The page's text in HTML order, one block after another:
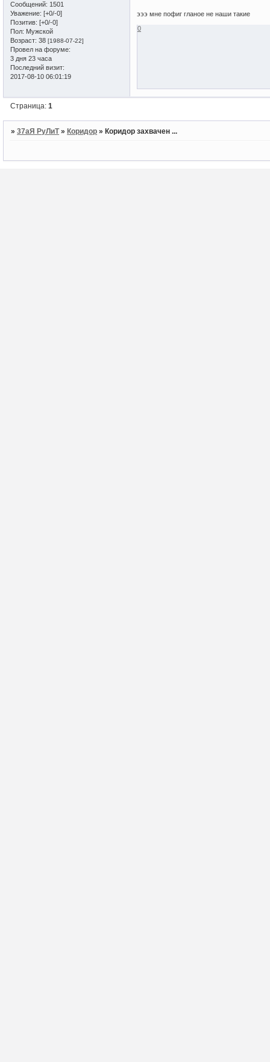
Сообщений: 1501
Уважение: [+0/-0]
Позитив: [+0/-0]
Пол: Мужской
Возраст: 38 [1988-07-22]
Провел на форуме:
3 дня 23 часа
Последний визит:
2017-08-10 06:01:19
эээ мне пофиг гланое не наши такие
0
Страница:1
»37аЯ РуЛиТ » Коридор » Коридор захвачен ...